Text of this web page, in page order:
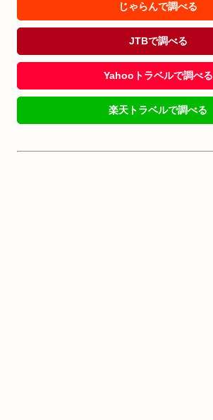
じゃらんで調べる
JTBで調べる
Yahooトラベルで調べる
楽天トラベルで調べる